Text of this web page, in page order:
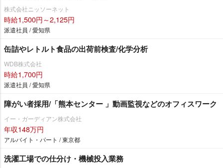
株式会社ニッソーネット
時給1,500円～2,125円
派遣社員 / 愛知県
缶詰やレトルト食品の出荷前検査/化学分析
WDB株式会社
時給1,700円
派遣社員 / 愛知県
障がい者採用/「熊本センター 」動画監視などのオフィスワーク
イー・ガーディアン株式会社
年収148万円
アルバイト・パート / 東京都
洗濯工場での仕分け・機械投入業務